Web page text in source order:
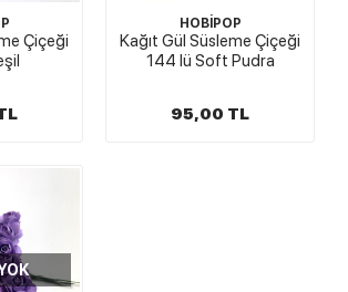
Çiçeği
HOBİPOP
Kağıt Gül Süsleme Çiçeği
144 lü Soft Pudra
95,00 TL